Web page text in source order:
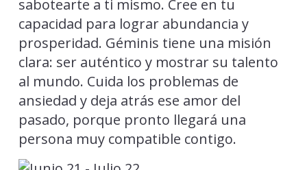
sabotearte a ti mismo. Cree en tu
capacidad para lograr abundancia y
prosperidad. Géminis tiene una misión
clara: ser auténtico y mostrar su talento
al mundo. Cuida los problemas de
ansiedad y deja atrás ese amor del
pasado, porque pronto llegará una
persona muy compatible contigo.